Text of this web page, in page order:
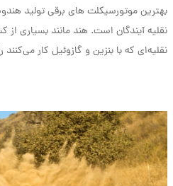
بهترین موتورسیکلت های برقی تولید
نقلیه آیندگان است. هند مانند بسیاری
نقلیه‌ای که با بنزین و گازوئیل کار می‌کنند